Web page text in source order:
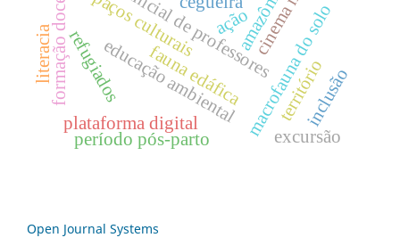
espaços culturais amazônia
macrofauna do solo
fauna edáfica
educação ambiental
formação docente
plataforma digital território
período pós-parto
refugiados
literacia
ação
inclusão
excursão
Open Journal Systems